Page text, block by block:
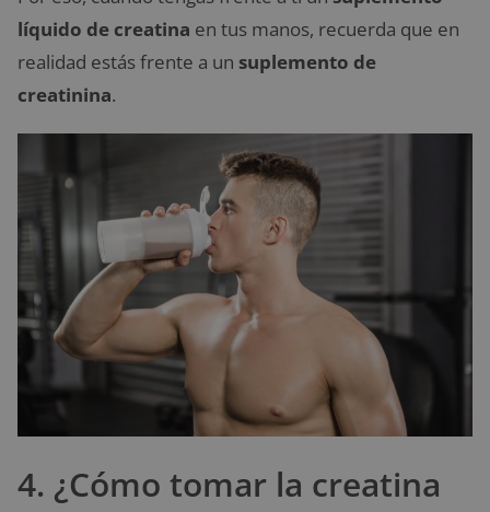
líquido de creatina en tus manos, recuerda que en
realidad estás frente a un suplemento de
creatinina.
4. ¿Cómo tomar la creatina